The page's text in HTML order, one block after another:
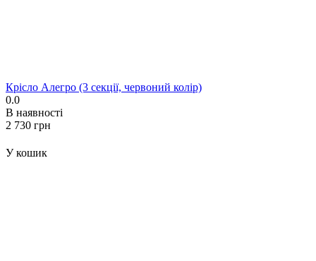
Крісло Алегро (3 секції, червоний колір)
0.0
В наявності
‍2 730‍ грн
У кошик